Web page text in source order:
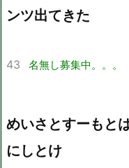
ンツ出てきた
43 名無し募集中。。。
めいさとすーもと
にしとけ